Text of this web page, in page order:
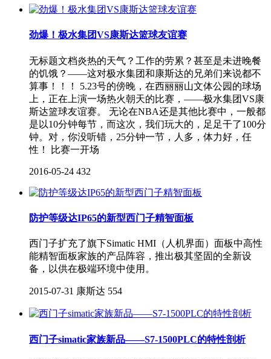
劲爆！极水集团VS康斯达篮球友谊赛
无标题文档炎热的天气？工作的劳累？甚至是未进晚餐
的饥饿？——这对极水集团和康斯达的兄弟们来说都不
算事！！！ 5.23号的傍晚，在西丽丽山文体公园的球场
上，正在上演一场热火朝天的比赛，——极水集团VS康
斯达篮球友谊赛。 无论在NBA还是其他比赛中，一般都
是以10分钟每节，而这次，我们玩大的，足足干了100分
钟。对，你没听错，25分钟一节，人多，体力好，任
性！ 比赛一开场
2016-05-24 432
防护等级达IP65的新型西门子精智面板
西门子扩充了旗下Simatic HMI（人机界面）面板中高性
能精智面板家族的产品阵容，推出极其坚固的全新设
备，以供在极端环境中使用。
2015-07-31 康斯达 554
西门子simatic家族新品——S7-1500PLC的特性剖析